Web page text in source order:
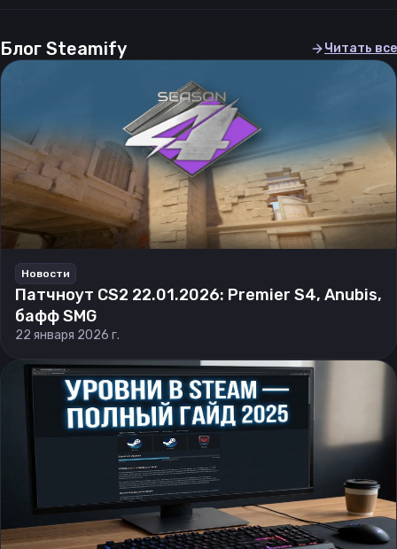
Блог Steamify Читать все
Новости
Патчноут CS2 22.01.2026: Premier S4, Anubis,
бафф SMG
22 января 2026 г.